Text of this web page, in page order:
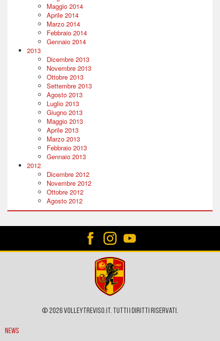
Maggio 2014
Aprile 2014
Marzo 2014
Febbraio 2014
Gennaio 2014
2013
Dicembre 2013
Novembre 2013
Ottobre 2013
Settembre 2013
Agosto 2013
Luglio 2013
Giugno 2013
Maggio 2013
Aprile 2013
Marzo 2013
Febbraio 2013
Gennaio 2013
2012
Dicembre 2012
Novembre 2012
Ottobre 2012
Agosto 2012
© 2026 VOLLEYTREVISO.IT. Tutti i diritti riservati.
News